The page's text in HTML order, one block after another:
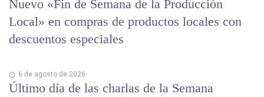
Nuevo «Fin de Semana de la Producción
Local» en compras de productos locales con
descuentos especiales
6 de agosto de 2026
Último día de las charlas de la Semana